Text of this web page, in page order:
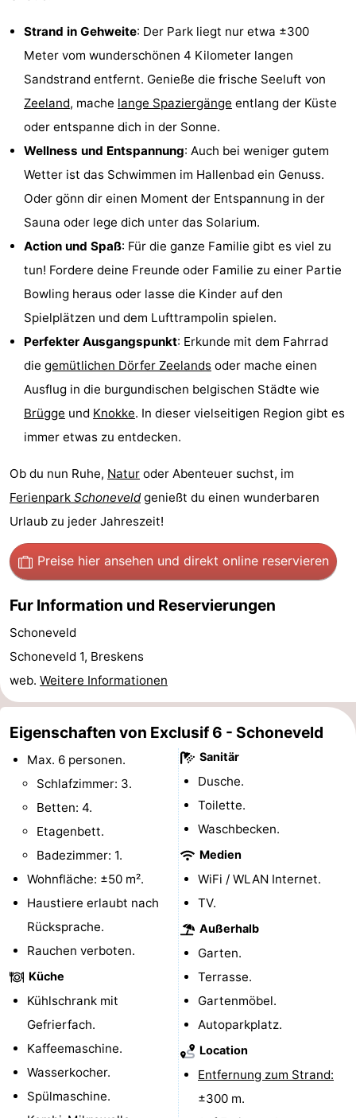
Aussichtspunkte
Attraktionen
Rundfahrten
Spielplätze
Indoor-
Spielplätze
Bowling
Minigolfplätze
Wellness-
Zentren
Dörfer
Städte
Natur
Sport
Schwimmbader
Reiten
-
Golfplatze
-
Sportangeln
Haifischzähne
Seehunden
und
Veranstaltungen
Forum
Route
Parken
Reisebuchshop
Medizin
Adressen
Region
Walcheren
Veere
-
Strand in Gehweite: Der Park liegt nur etwa ±300
Meter vom wunderschönen 4 Kilometer langen
Sandstrand entfernt. Genieße die frische Seeluft von
Zeeland, mache lange Spaziergänge entlang der Küste
oder entspanne dich in der Sonne.
Wellness und Entspannung: Auch bei weniger gutem
Wetter ist das Schwimmen im Hallenbad ein Genuss.
Oder gönn dir einen Moment der Entspannung in der
Sauna oder lege dich unter das Solarium.
Action und Spaß: Für die ganze Familie gibt es viel zu
tun! Fordere deine Freunde oder Familie zu einer Partie
Bowling heraus oder lasse die Kinder auf den
Spielplätzen und dem Lufttrampolin spielen.
Perfekter Ausgangspunkt: Erkunde mit dem Fahrrad
die gemütlichen Dörfer Zeelands oder mache einen
Ausflug in die burgundischen belgischen Städte wie
Brügge und Knokke. In dieser vielseitigen Region gibt es
immer etwas zu entdecken.
Ob du nun Ruhe, Natur oder Abenteuer suchst, im
Ferienpark Schoneveldgenießt du einen wunderbaren
Urlaub zu jeder Jahreszeit!
Preise hier ansehen und direkt online reservieren
Fur Information und Reservierungen
Schoneveld
Schoneveld 1, Breskens
web. Weitere Informationen
Eigenschaften von Exclusif 6 - Schoneveld
Max. 6 personen.
Schlafzimmer: 3.
Betten: 4.
Etagenbett.
Badezimmer: 1.
Wohnfläche: ±50 m².
Haustiere erlaubt nach
Rücksprache.
Rauchen verboten.
Küche
Kühlschrank mit
Gefrierfach.
Kaffeemaschine.
Wasserkocher.
Spülmaschine.
Sanitär
Dusche.
Toilette.
Waschbecken.
Medien
WiFi / WLAN Internet.
TV.
Außerhalb
Garten.
Terrasse.
Gartenmöbel.
Autoparkplatz.
Location
Entfernung zum Strand:
±300 m.